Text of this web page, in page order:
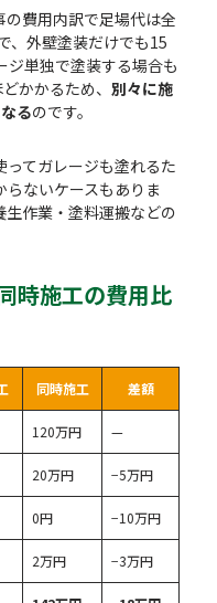
の費用内訳で足場代は全
、外壁塗装だけでも15
ジ単独で塗装する場合も
かかるため、 別々に施
るのです。
てガレージも塗れるた
ないケースもありま
作業・塗料運搬などの
時施工の費用比
同時施工 差額
120万円 —
20万円 −5万円
0円 −10万円
2万円 −3万円